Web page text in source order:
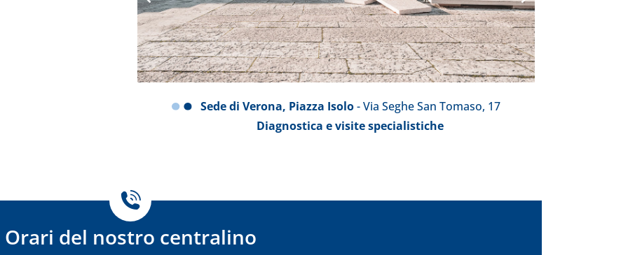
Sede di Verona, Piazza Isolo- Via Seghe San Tomaso, 17
Diagnostica e visite specialistiche
Orari del nostro centralino